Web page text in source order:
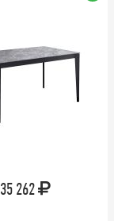
35 262